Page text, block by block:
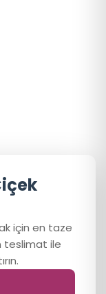
için en taze
teslimat ile